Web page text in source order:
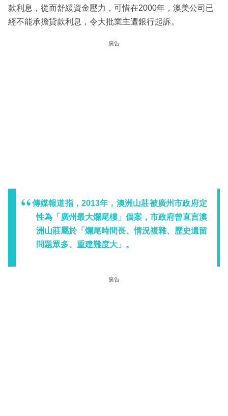
款利息，從而舒緩資金壓力，可惜在2000年，澳美公司已
經不能承擔貸款利息，令大批業主遭銀行起訴。
廣告
傳媒報道指，2013年，澳洲山莊被廣州市政府定
性為「廣州最大爛尾樓」個案，市政府曾直言澳
洲山莊屬於「爛尾時間長、情況複雜、歷史遺留
問題眾多、重建難度大」。
廣告